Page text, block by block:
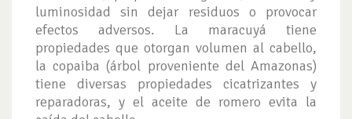
luminosidad sin dejar residuos o provocar
efectos adversos. La maracuyá tiene
propiedades que otorgan volumen al cabello,
la copaiba (árbol proveniente del Amazonas)
tiene diversas propiedades cicatrizantes y
reparadoras, y el aceite de romero evita la